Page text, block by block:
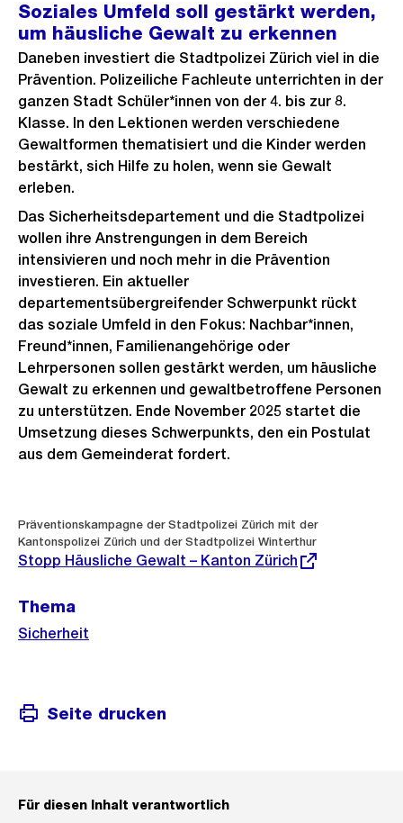
Soziales Umfeld soll gestärkt werden,
um häusliche Gewalt zu erkennen
Daneben investiert die Stadtpolizei Zürich viel in die
Prävention. Polizeiliche Fachleute unterrichten in der
ganzen Stadt Schüler*innen von der 4. bis zur 8.
Klasse. In den Lektionen werden verschiedene
Gewaltformen thematisiert und die Kinder werden
bestärkt, sich Hilfe zu holen, wenn sie Gewalt
erleben.
Das Sicherheitsdepartement und die Stadtpolizei
wollen ihre Anstrengungen in dem Bereich
intensivieren und noch mehr in die Prävention
investieren. Ein aktueller
departementsübergreifender Schwerpunkt rückt
das soziale Umfeld in den Fokus: Nachbar*innen,
Freund*innen, Familienangehörige oder
Lehrpersonen sollen gestärkt werden, um häusliche
Gewalt zu erkennen und gewaltbetroffene Personen
zu unterstützen. Ende November 2025 startet die
Umsetzung dieses Schwerpunkts, den ein Postulat
aus dem Gemeinderat fordert.
Weitere
Informationen
Präventionskampagne der Stadtpolizei Zürich mit der
Kantonspolizei Zürich und der Stadtpolizei Winterthur
Externer
Link:
Stopp Häusliche Gewalt – Kanton Zürich
Thema
Sicherheit
Seite drucken
Für diesen Inhalt verantwortlich